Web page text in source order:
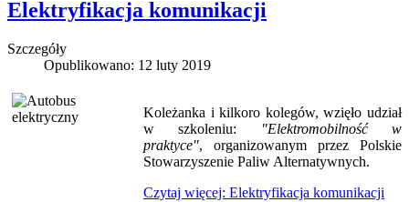
Elektryfikacja komunikacji
Szczegóły
Opublikowano: 12 luty 2019
Koleżanka i kilkoro kolegów, wzięło udział
w szkoleniu:
"Elektromobilność w
praktyce", organizowanym przez Polskie
Stowarzyszenie Paliw Alternatywnych.
Czytaj więcej: Elektryfikacja komunikacji